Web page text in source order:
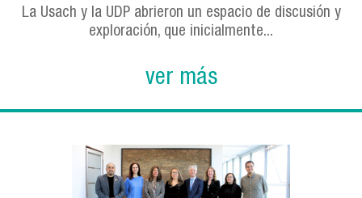
La Usach y la UDP abrieron un espacio de discusión y
exploración, que inicialmente...
ver más